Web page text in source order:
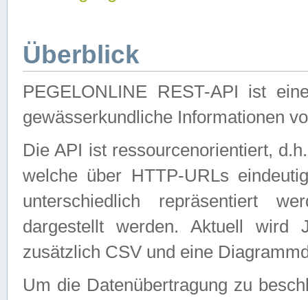
Überblick
PEGELONLINE REST-API ist
gewässerkundliche Informationen
Die API ist ressourcenorientiert,
welche über HTTP-URLs
unterschiedlich repräsentiert
dargestellt werden. Aktuell wird
zusätzlich CSV und eine
Um die Datenübertragung zu